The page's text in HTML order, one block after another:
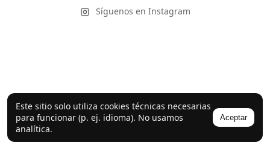
Este sitio solo utiliza cookies técnicas necesarias
para funcionar (p. ej. idioma). No usamos
analítica.
Aceptar
Síguenos en Instagram